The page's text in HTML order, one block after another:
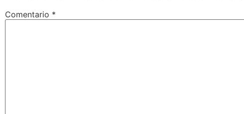
Comentario *